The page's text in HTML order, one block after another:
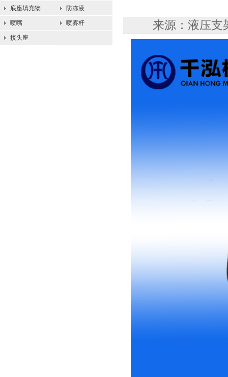
底座填充物 防冻液
喷嘴 喷雾杆
接头座
来源：液压支